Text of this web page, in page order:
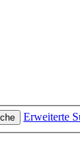
Erweiterte